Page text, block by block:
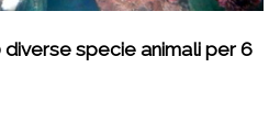
diverse specie animali per 6